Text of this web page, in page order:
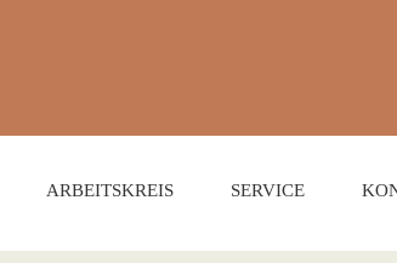
ARBEITSKREIS SERVICE